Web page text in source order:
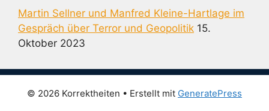
Martin Sellner und Manfred Kleine-Hartlage im
Gespräch über Terror und Geopolitik 15.
Oktober 2023
© 2026 Korrektheiten • Erstellt mit GeneratePress